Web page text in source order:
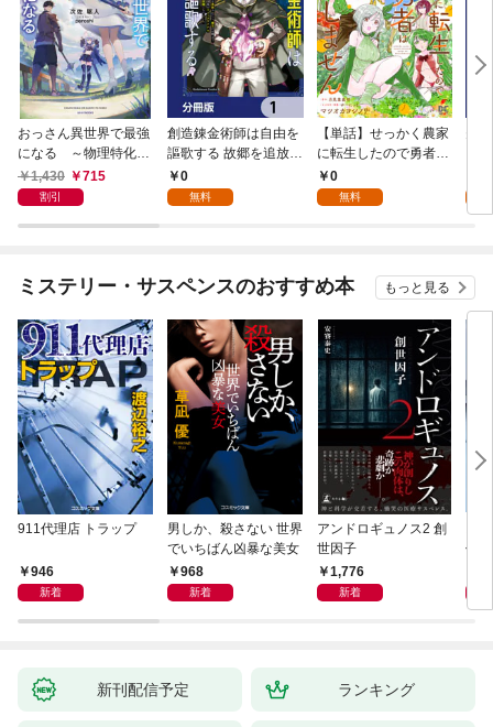
おっさん異世界で最強
になる ～物理特化の
覚醒者～
1,430 715
割引
創造錬金術師は自由を
謳歌する 故郷を追放さ
れたら、魔王のお膝元
で超絶効果のマジック
0
無料
【単話】せっかく農家
に転生したので勇者は
目指しません【第1
話】
0
無料
ミステリー・サスペンスのおすすめ本 もっと見る
911代理店 トラップ
946
新着
男しか、殺さない 世界
でいちばん凶暴な美女
968
新着
アンドロギュノス2 創
世因子
1,776
新着
件
新刊配信予定 ランキング